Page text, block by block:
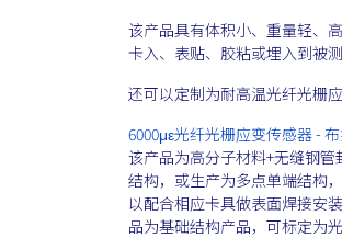
该产品具有体积小、重量轻、
卡入、表贴、胶粘或埋入到被
还可以定制为耐高温光纤光栅应
6000με光纤光栅应变传感器 -
该产品为高分子材料+无缝钢
结构，或生产为多点单端结构
以配合相应卡具做表面焊接安
品为基础结构产品，可标定为